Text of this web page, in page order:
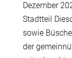
Dezember
Stadtteil
sowie
der